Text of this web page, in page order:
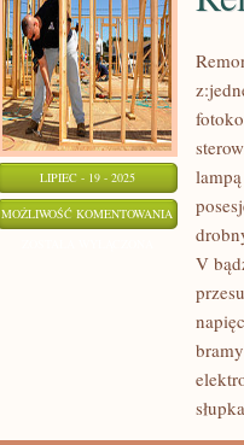
LIPIEC - 19 - 2025
MOŻLIWOŚĆ KOMENTOWANIA REMONT
V